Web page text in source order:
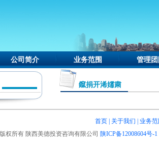
公司简介 业务范围 管理
鑹捐开浠嬬粛
首页 关于我们
业务
版权所有 陕西美德投资咨询有限公司 陕ICP备12008604号-1